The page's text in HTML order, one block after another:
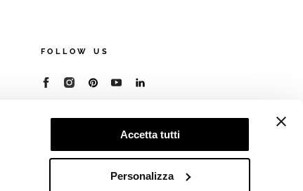
Accetta tutti
Personalizza
FOLLOW US
© 2026 - Cooperativa Ceramica d’Imola
R.E.A. BO 5545